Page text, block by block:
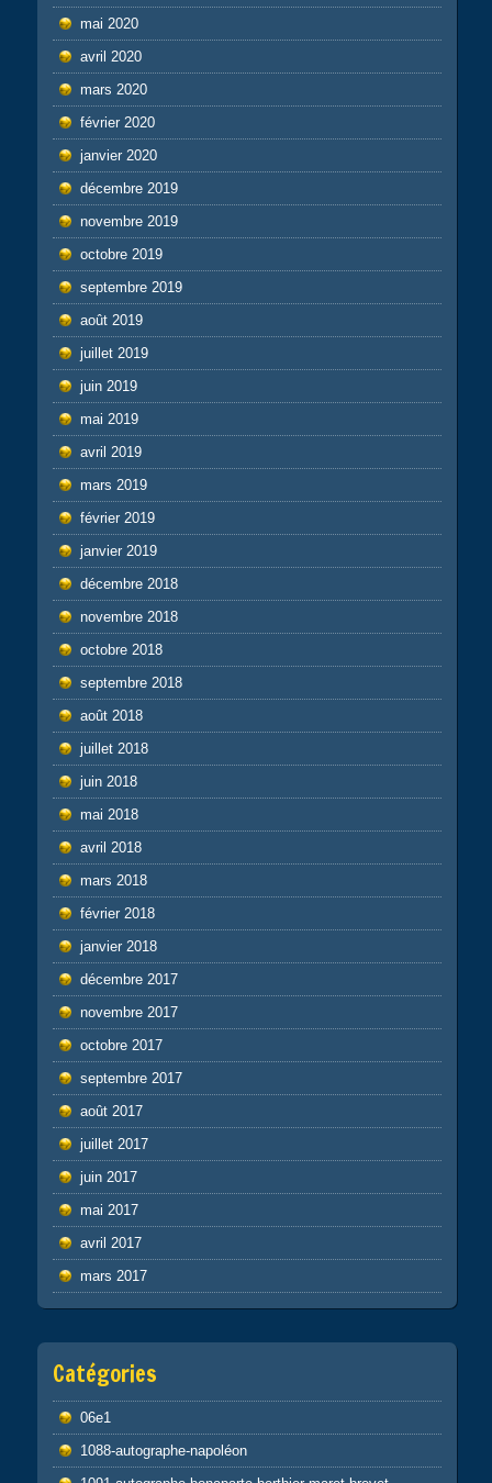
mai 2020
avril 2020
mars 2020
février 2020
janvier 2020
décembre 2019
novembre 2019
octobre 2019
septembre 2019
août 2019
juillet 2019
juin 2019
mai 2019
avril 2019
mars 2019
février 2019
janvier 2019
décembre 2018
novembre 2018
octobre 2018
septembre 2018
août 2018
juillet 2018
juin 2018
mai 2018
avril 2018
mars 2018
février 2018
janvier 2018
décembre 2017
novembre 2017
octobre 2017
septembre 2017
août 2017
juillet 2017
juin 2017
mai 2017
avril 2017
mars 2017
Catégories
06e1
1088-autographe-napoléon